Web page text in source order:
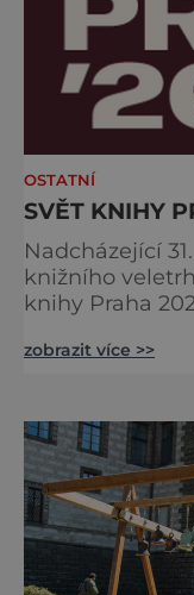
OSTATNÍ
SVĚT KNIHY
Nadcházející
knižního
knihy Praha
pavilonech a v
autorech a
v roce 2026 se
zobrazit více >>